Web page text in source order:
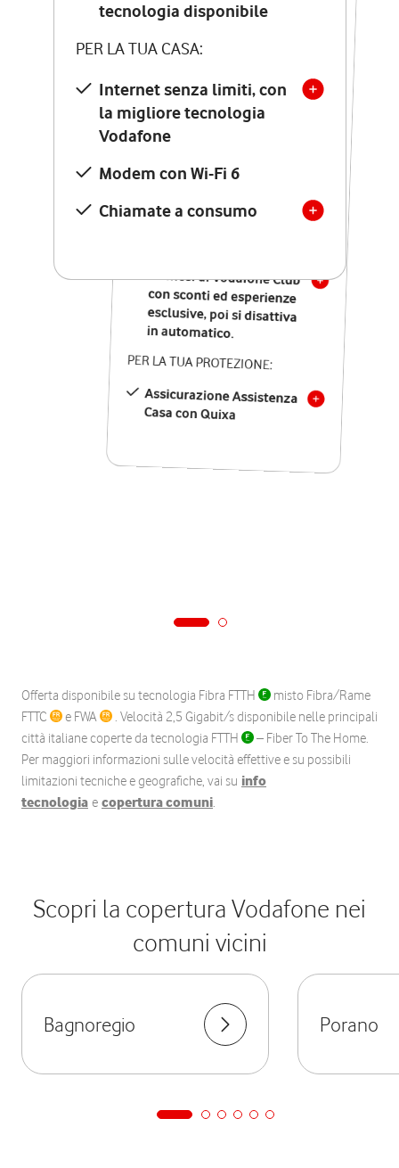
tecnologia disponibile
PER LA TUA CASA:
Internet senza limiti, con
la migliore tecnologia
Vodafone
Modem con Wi-Fi 6
Chiamate a consumo
tecnologia disponibile
PER LA TUA CASA:
Internet senza limiti, con
la migliore tecnologia
Vodafone
Modem Seven con Wi-Fi 7
Chiamate illimitate verso
numeri fissi e mobili
nazionali
12 mesi di Vodafone Club
con sconti ed esperienze
esclusive, poi si disattiva
in automatico.
PER LA TUA PROTEZIONE:
Assicurazione Assistenza
Casa con Quixa
Offerta disponibile su tecnologia Fibra FTTH
misto Fibra/Rame
FTTC
e FWA
. Velocità 2,5 Gigabit/s disponibile nelle principali
città italiane coperte da tecnologia FTTH
– Fiber To The Home.
Per maggiori informazioni sulle velocità effettive e su possibili
limitazioni tecniche e geografiche, vai su info
tecnologia e copertura comuni.
Scopri la copertura Vodafone nei
comuni vicini
Bagnoregio Porano